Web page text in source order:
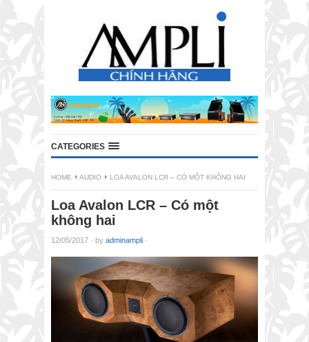
CATEGORIES
HOME AUDIO LOA AVALON LCR – CÓ MỘT KHÔNG HAI
Loa Avalon LCR – Có một
không hai
12/05/2017 · by adminampli ·